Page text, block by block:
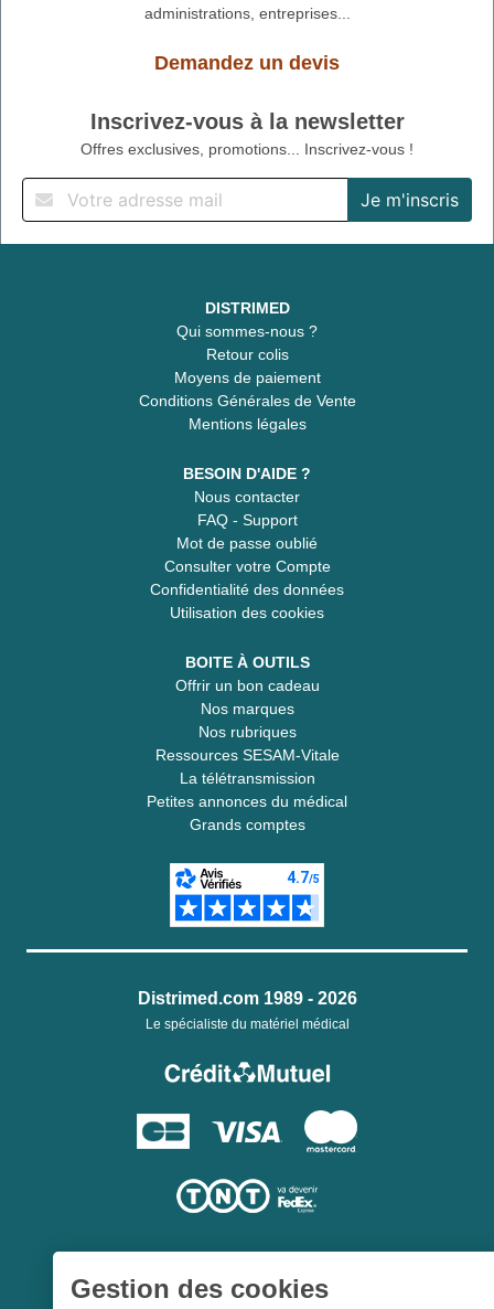
administrations, entreprises...
Demandez un devis
Inscrivez-vous à la newsletter
Offres exclusives, promotions... Inscrivez-vous !
DISTRIMED
Qui sommes-nous ?
Retour colis
Moyens de paiement
Conditions Générales de Vente
Mentions légales
BESOIN D'AIDE ?
Nous contacter
FAQ - Support
Mot de passe oublié
Consulter votre Compte
Confidentialité des données
Utilisation des cookies
BOITE À OUTILS
Offrir un bon cadeau
Nos marques
Nos rubriques
Ressources SESAM-Vitale
La télétransmission
Petites annonces du médical
Grands comptes
Distrimed.com 1989 - 2026
Le spécialiste du matériel médical
Gestion des cookies